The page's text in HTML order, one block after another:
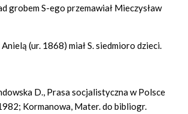
grobem S-ego przemawiał Mieczysław
(ur. 1868) miał S. siedmioro dzieci.
D., Prasa socjalistyczna w Polsce
Kormanowa, Mater. do bibliogr.